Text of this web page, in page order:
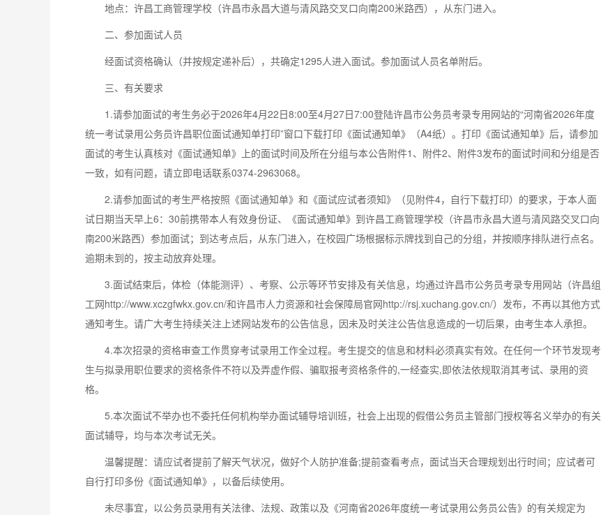
地点：许昌工商管理学校（许昌市永昌大道与清风路交叉口向南200米路西），从东门进入。
二、参加面试人员
经面试资格确认（并按规定递补后），共确定1295人进入面试。参加面试人员名单附后。
三、有关要求
1.请参加面试的考生务必于2026年4月22日8:00至4月27日7:00登陆许昌市公务员考录专用网站的“河南省2026年度
统一考试录用公务员许昌职位面试通知单打印”窗口下载打印《面试通知单》（A4纸）。打印《面试通知单》后，请参加
面试的考生认真核对《面试通知单》上的面试时间及所在分组与本公告附件1、附件2、附件3发布的面试时间和分组是否
一致，如有问题，请立即电话联系0374-2963068。
2.请参加面试的考生严格按照《面试通知单》和《面试应试者须知》（见附件4，自行下载打印）的要求，于本人面
试日期当天早上6：30前携带本人有效身份证、《面试通知单》到许昌工商管理学校（许昌市永昌大道与清风路交叉口向
南200米路西）参加面试；到达考点后，从东门进入，在校园广场根据标示牌找到自己的分组，并按顺序排队进行点名。
逾期未到的，按主动放弃处理。
3.面试结束后，体检（体能测评）、考察、公示等环节安排及有关信息，均通过许昌市公务员考录专用网站（许昌组
工网http://www.xczgfwkx.gov.cn/和许昌市人力资源和社会保障局官网http://rsj.xuchang.gov.cn/）发布，不再以其他方式
通知考生。请广大考生持续关注上述网站发布的公告信息，因未及时关注公告信息造成的一切后果，由考生本人承担。
4.本次招录的资格审查工作贯穿考试录用工作全过程。考生提交的信息和材料必须真实有效。在任何一个环节发现考
生与拟录用职位要求的资格条件不符以及弄虚作假、骗取报考资格条件的,一经查实,即依法依规取消其考试、录用的资
格。
5.本次面试不举办也不委托任何机构举办面试辅导培训班，社会上出现的假借公务员主管部门授权等名义举办的有关
面试辅导，均与本次考试无关。
温馨提醒：请应试者提前了解天气状况，做好个人防护准备;提前查看考点，面试当天合理规划出行时间；应试者可
自行打印多份《面试通知单》，以备后续使用。
未尽事宜，以公务员录用有关法律、法规、政策以及《河南省2026年度统一考试录用公务员公告》的有关规定为